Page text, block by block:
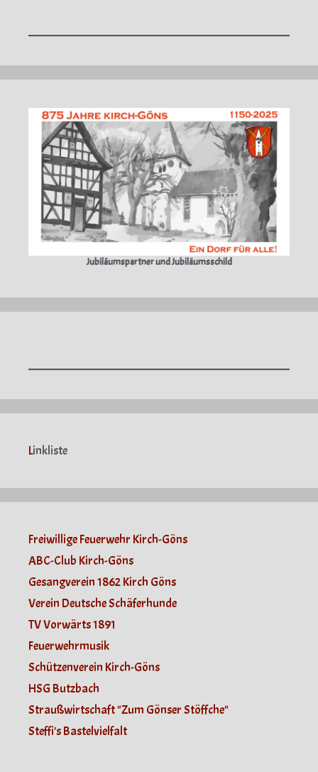
Jubiläumspartner und Jubiläumsschild
Linkliste
Freiwillige Feuerwehr Kirch-Göns
ABC-Club Kirch-Göns
Gesangverein 1862 Kirch Göns
Verein Deutsche Schäferhunde
TV Vorwärts 1891
Feuerwehrmusik
Schützenverein Kirch-Göns
HSG Butzbach
Straußwirtschaft "Zum Gönser Stöffche"
Steffi's Bastelvielfalt